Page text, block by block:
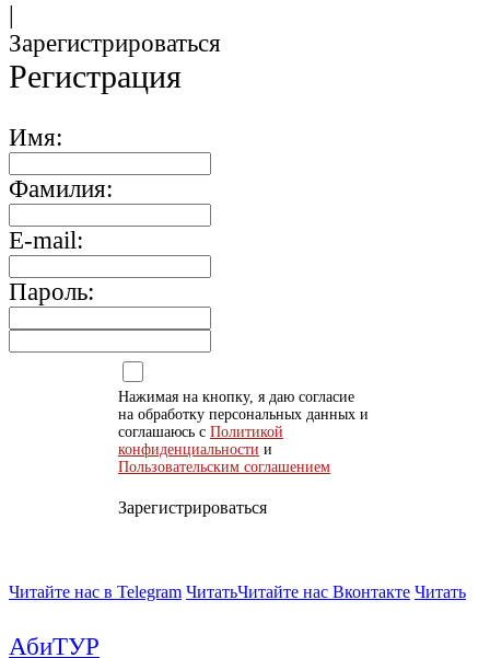
|
Зарегистрироваться
Регистрация
Имя:
Фамилия:
E-mail:
Пароль:
Нажимая на кнопку, я даю согласие
на обработку персональных данных и
соглашаюсь с Политикой
конфиденциальности и
Пользовательским соглашением
Зарегистрироваться
Читайте нас в Telegram ЧитатьЧитайте нас Вконтакте Читать
АбиТУР